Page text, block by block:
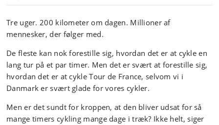
Tre uger. 200 kilometer om dagen. Millioner af
mennesker, der følger med.
De fleste kan nok forestille sig, hvordan det er at cykle en
lang tur på et par timer. Men det er svært at forestille sig,
hvordan det er at cykle Tour de France, selvom vi i
Danmark er svært glade for vores cykler.
Men er det sundt for kroppen, at den bliver udsat for så
mange timers cykling mange dage i træk? Ikke helt, siger